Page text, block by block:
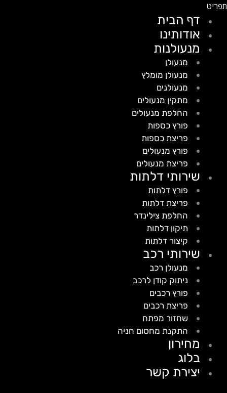
דף הבית
אודותינו
מנעולנות
מנעולן
מנעולן מומלץ
מנעולנים
מתקין מנעולים
החלפת מנעולים
פורץ כספות
פריצת כספות
פורץ מנעולים
פריצת מנעולים
שירותי דלתות
פורץ דלתות
פריצת דלתות
החלפת צילינדר
תיקון דלתות
קיצור דלתות
שירותי רכב
מנעולן רכב
ניתוק קודן לרכב
פורץ רכבים
פריצת רכבים
שחזור מפתח
התקנת מחסום חניה
מחירון
בלוג
יצירת קשר